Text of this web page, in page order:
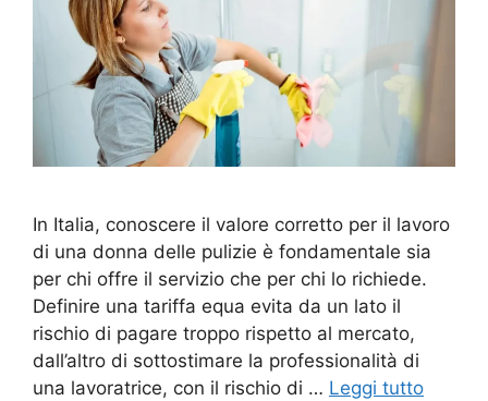
In Italia, conoscere il valore corretto per il lavoro
di una donna delle pulizie è fondamentale sia
per chi offre il servizio che per chi lo richiede.
Definire una tariffa equa evita da un lato il
rischio di pagare troppo rispetto al mercato,
dall’altro di sottostimare la professionalità di
una lavoratrice, con il rischio di … Leggi tutto